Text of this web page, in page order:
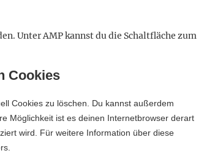
Unter AMP kannst du die Schaltfläche zum
Cookies
Cookies zu löschen. Du kannst außerdem
Möglichkeit ist es deinen Internetbrowser derart
wird. Für weitere Information über diese